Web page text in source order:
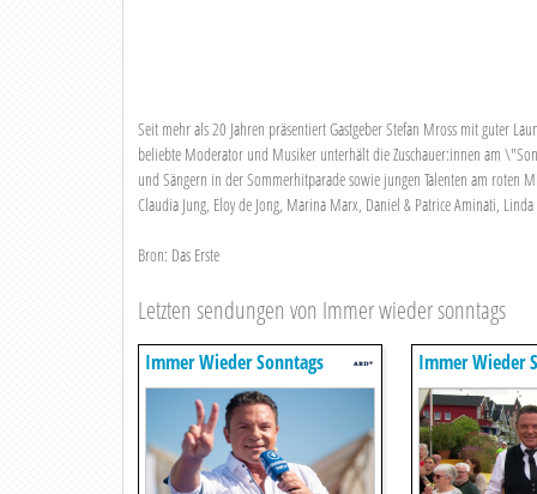
Seit mehr als 20 Jahren präsentiert Gastgeber Stefan Mross mit guter
beliebte Moderator und Musiker unterhält die Zuschauer:innen am
und Sängern in der Sommerhitparade sowie jungen Talenten am roten
Claudia Jung, Eloy de Jong, Marina Marx, Daniel & Patrice Aminati, Linda
Bron: Das Erste
Letzten sendungen von Immer wieder sonntags
Immer Wieder Sonntags Immer Wieder